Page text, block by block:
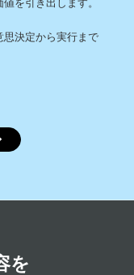
を引き出します。
思決定から実行まで
を